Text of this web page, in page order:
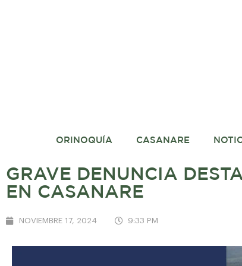
ORINOQUÍA CASANARE
GRAVE DENUNCIA
EN CASANARE
NOVIEMBRE 17, 2024 9:33 PM